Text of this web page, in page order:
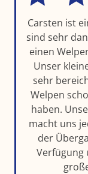
Carsten ist
sind sehr
einen
Unser
sehr
Welpen
haben.
macht uns
der
Verfügung